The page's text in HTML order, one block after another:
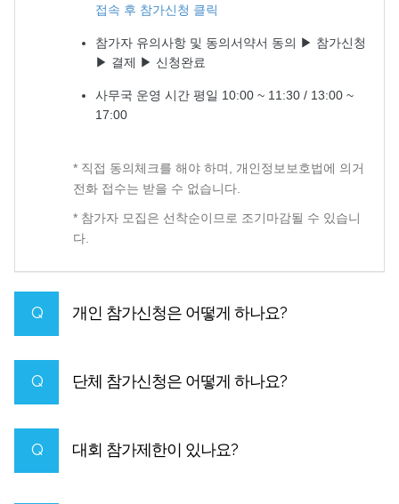
접속 후 참가신청 클릭
참가자 유의사항 및 동의서약서 동의 ▶ 참가신청
▶ 결제 ▶ 신청완료
사무국 운영 시간 평일 10:00 ~ 11:30 / 13:00 ~
17:00
* 직접 동의체크를 해야 하며, 개인정보보호법에 의거
전화 접수는 받을 수 없습니다.
* 참가자 모집은 선착순이므로 조기마감될 수 있습니
다.
Q 개인 참가신청은 어떻게 하나요?
Q 단체 참가신청은 어떻게 하나요?
Q 대회 참가제한이 있나요?